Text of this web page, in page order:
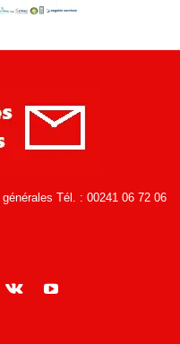
Tél. : 00241 06 72 06